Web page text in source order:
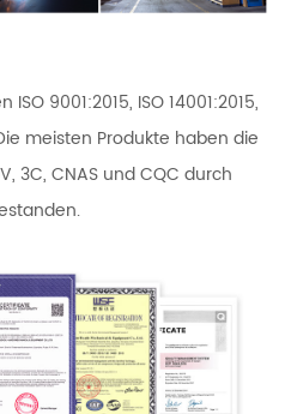
9001:2015, ISO 14001:2015,
meisten Produkte haben die
3C, CNAS und CQC durch